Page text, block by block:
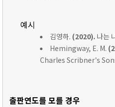
예시
김영하. (2020). 나는
Hemingway, E. M.
Charles Scribner's
출판연도를 모를 경우